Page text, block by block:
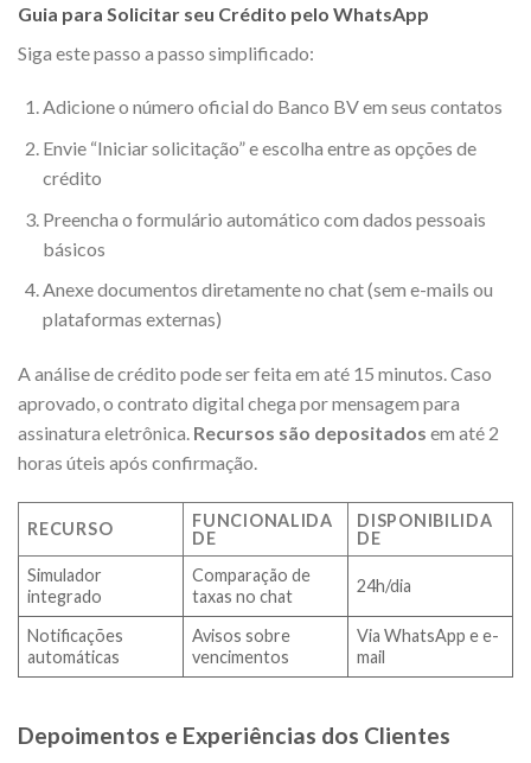
Guia para Solicitar seu Crédito pelo WhatsApp
Siga este passo a passo simplificado:
Adicione o número oficial do Banco BV em seus contatos
Envie “Iniciar solicitação” e escolha entre as opções de
crédito
Preencha o formulário automático com dados pessoais
básicos
Anexe documentos diretamente no chat (sem e-mails ou
plataformas externas)
A análise de crédito pode ser feita em até 15 minutos. Caso
aprovado, o contrato digital chega por mensagem para
assinatura eletrônica. Recursos são depositados em até 2
horas úteis após confirmação.
RECURSO
FUNCIONALIDA
DE
DISPONIBILIDA
DE
Simulador
integrado
Comparação de
taxas no chat
24h/dia
Notificações
automáticas
Avisos sobre
vencimentos
Via WhatsApp e e-
mail
Depoimentos e Experiências dos Clientes